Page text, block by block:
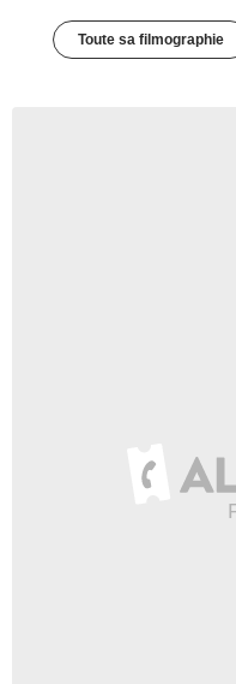
Toute sa filmographie